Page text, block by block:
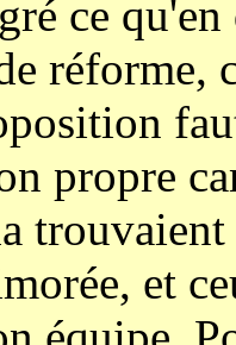
ce
réforme,
propre
et